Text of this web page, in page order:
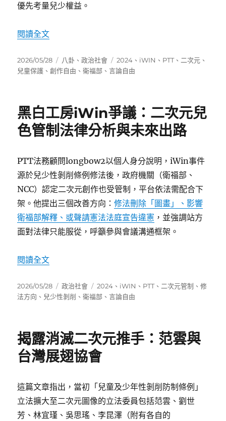
優先考量兒少權益。
閱讀全文〈衛福部：兒少安全絕對優先於創作自由〉
發
佈
2026/05/28
分
類
八卦 、政治社會
標
籤
2024 、 iWIN 、 PTT、 二次元 、
兒童保護 、創作自由 、衛福部 、言論自由
黑白工房iWin爭議：二次元兒
色管制法律分析與未來出路
PTT法務顧問longbow2以個人身分說明，iWin事件
源於兒少性剝削條例修法後，政府機關（衛福部、
NCC）認定二次元創作也受管制，平台依法需配合下
架。他提出三個改善方向：修法刪除「圖畫」、影響
衛福部解釋、或聲請憲法法庭宣告違憲 ，並強調站方
面對法律只能服從，呼籲參與會議溝通框架。
閱讀全文〈黑白工房iWin爭議：二次元兒色管制法律分析
發
佈
2026/05/28
分
類
政治社會
標
籤
2024 、 iWIN 、 PTT、 二次元管制 、修
法方向 、 兒少性剝削 、衛福部 、言論自由
揭露消滅二次元推手：范雲與
台灣展翅協會
這篇文章指出，當初「兒童及少年性剝削防制條例」
立法擴大至二次元圖像的立法委員包括范雲、劉世
芳、林宜瑾、吳思瑤、李昆澤（附有各自的